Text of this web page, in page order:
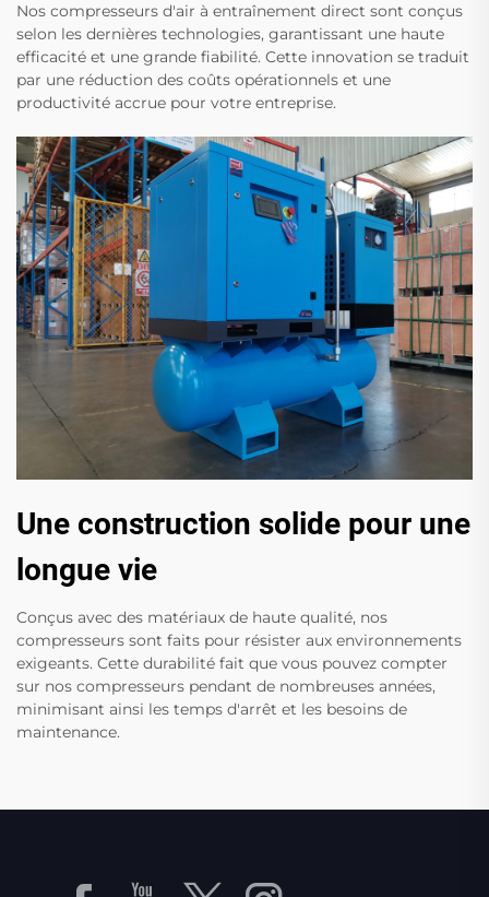
Nos compresseurs d'air à entraînement direct sont conçus
selon les dernières technologies, garantissant une haute
efficacité et une grande fiabilité. Cette innovation se traduit
par une réduction des coûts opérationnels et une
productivité accrue pour votre entreprise.
Une construction solide pour une
longue vie
Conçus avec des matériaux de haute qualité, nos
compresseurs sont faits pour résister aux environnements
exigeants. Cette durabilité fait que vous pouvez compter
sur nos compresseurs pendant de nombreuses années,
minimisant ainsi les temps d'arrêt et les besoins de
maintenance.